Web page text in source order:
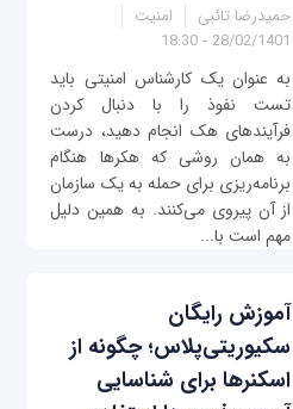
حمیدرضا تائبی
امنیت
28/02/1401 - 18:30
به عنوان یک کارشناس امنیتی باید
تست نفوذ را با دنبال کردن
فرآیندهای هک انجام دهید، درست
به همان روشی که هکرها هنگام
برنامه‌ریزی برای حمله به یک سازمان
از آن پیروی می‌کنند. به همین دلیل
مهم است با...
آموزش رایگان
سکیوریتی‌پلاس؛ چگونه از
اسکنرها برای شناسایی